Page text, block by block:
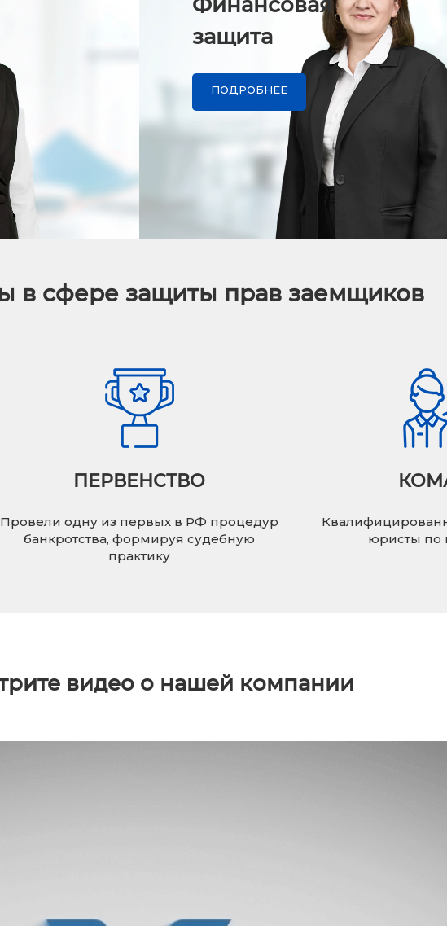
защита
ПОДРОБНЕЕ
в сфере защиты прав заемщиков
ПЕРВЕНСТВО
Провели одну из первых в РФ процедур
банкротства, формируя судебную
практику
юристы по
видео о нашей компании